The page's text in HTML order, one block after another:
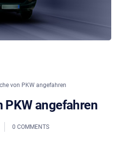
von PKW angefahren
angefahren
0 COMMENTS